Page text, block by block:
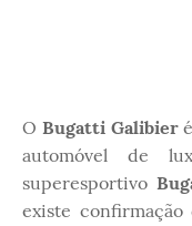
O Bugatti Galibier
automóvel de
superesportivo
existe